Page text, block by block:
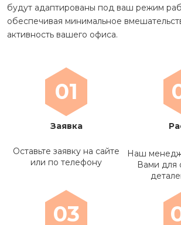
будут адаптированы под ваш режим
обеспечивая минимальное
активность вашего офиса.
01
Заявка
Оставьте заявку на сайте
или по телефону
Наш
Вами для
03